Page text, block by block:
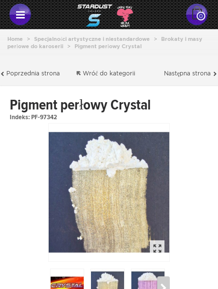
0
Home > Specjalności artystyczne i niestandardowe >
Brokaty i masy
perłowe do karoserii
> Pigment perłowy Crystal
Poprzednia strona Następna strona
Wróć do kategorii
Pigment perłowy Crystal
Indeks:PF-97342